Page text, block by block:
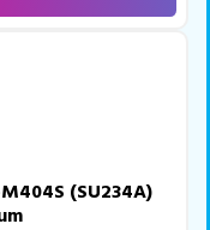
(SU234A)